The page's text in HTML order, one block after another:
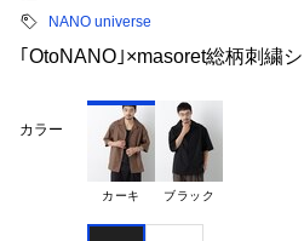
NANO universe
｢OtoNANO｣×masoret総柄刺繍
カラー
カーキ ブラック